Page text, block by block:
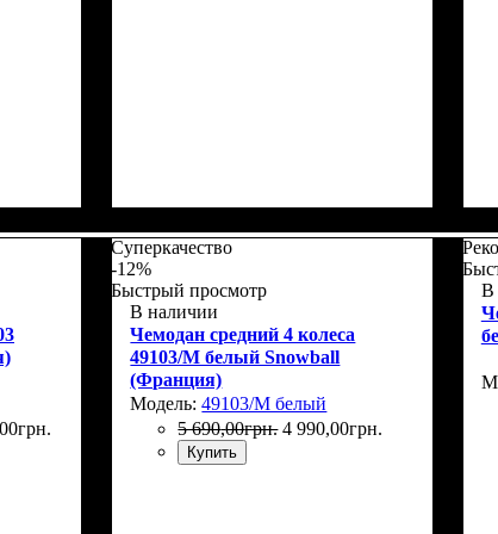
00грн.
Суперкачество
-12%
Быстрый просмотр
В наличии
Чемодан средний 4 колеса
49103/M белый Snowball
(Франция)
Модель:49103/M белый
5 690,00грн. 4 990,00грн.
Купить
В